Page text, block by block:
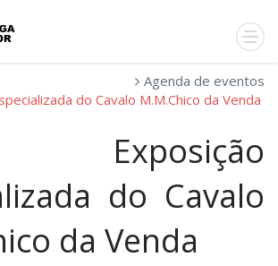
Agenda de eventos
do Cavalo M.M.Chico da Venda
do Cavalo
da Venda